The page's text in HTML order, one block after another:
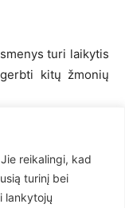
reikalingi, kad
turinį bei
lankytojų
turi laikytis
kitų žmonių
ir tarptautinis
srityje prižiūri ir